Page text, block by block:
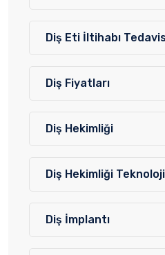
Diş Eti İltihabı
Diş Fiyatları
Diş Hekimliği
Diş Hekimliği
Diş İmplantı